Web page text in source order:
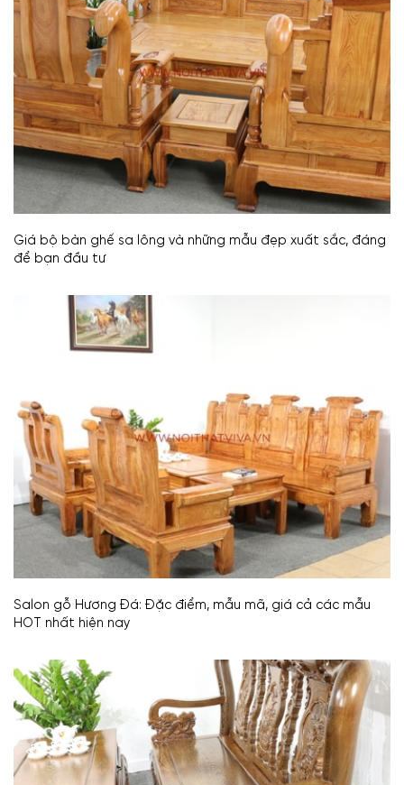
Giá bộ bàn ghế sa lông và những mẫu đẹp xuất sắc, đáng
để bạn đầu tư
Salon gỗ Hương Đá: Đặc điểm, mẫu mã, giá cả các mẫu
HOT nhất hiện nay